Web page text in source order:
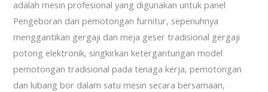
adalah mesin profesional yang digunakan untuk panel
Pengeboran dan pemotongan furnitur, sepenuhnya
menggantikan gergaji dan meja geser tradisional gergaji
potong elektronik, singkirkan ketergantungan model
pemotongan tradisional pada tenaga kerja, pemotongan
dan lubang bor dalam satu mesin secara bersamaan,